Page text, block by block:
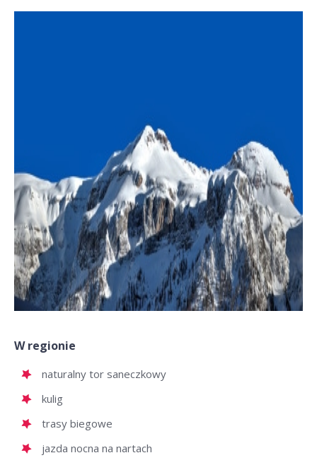
W regionie
naturalny tor saneczkowy
kulig
trasy biegowe
jazda nocna na nartach